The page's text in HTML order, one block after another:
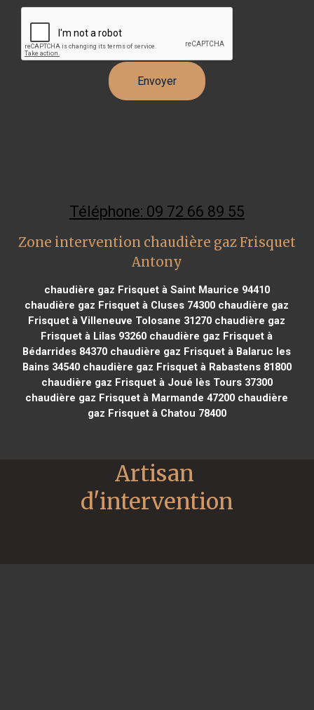
Téléphone: 09 72 66 89 55
Zone intervention chaudière gaz Frisquet
Antony
chaudière gaz Frisquet à Saint Maurice 94410
chaudière gaz Frisquet à Cluses 74300 chaudière gaz
Frisquet à Villeneuve Tolosane 31270 chaudière gaz
Frisquet à Lilas 93260 chaudière gaz Frisquet à
Bédarrides 84370 chaudière gaz Frisquet à Balaruc les
Bains 34540chaudière gaz Frisquet à Rabastens 81800
chaudière gaz Frisquet à Joué lès Tours 37300
chaudière gaz Frisquet à Marmande 47200 chaudière
gaz Frisquet à Chatou 78400
Artisan
d'intervention